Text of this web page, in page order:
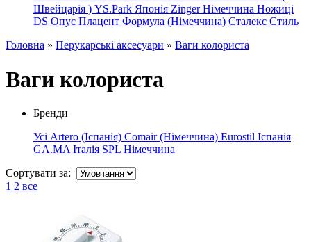
Швейцарія ) YS.Park Японія Zinger Німеччина Ножиці
DS Опус Плацент Формула (Німеччина) Сталекс Стиль
Головна » Перукарські аксесуари » Ваги колориста
Ваги колориста
Бренди
Усі Artero (Іспанія) Comair (Німеччина) Eurostil Іспанія
GA.MA Італія SPL Німеччина
Сортувати за:
1 2 все